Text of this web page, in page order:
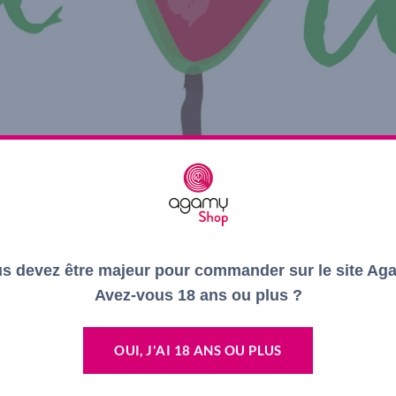
devez être majeur pour commander sur le site
Avez-vous 18 ans ou plus ?
OUI, J'AI 18 ANS OU PLUS